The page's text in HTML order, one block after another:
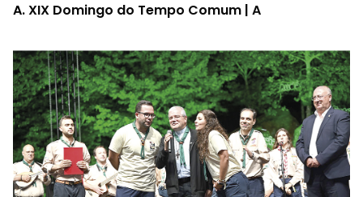
A.XIX Domingo do Tempo Comum | A